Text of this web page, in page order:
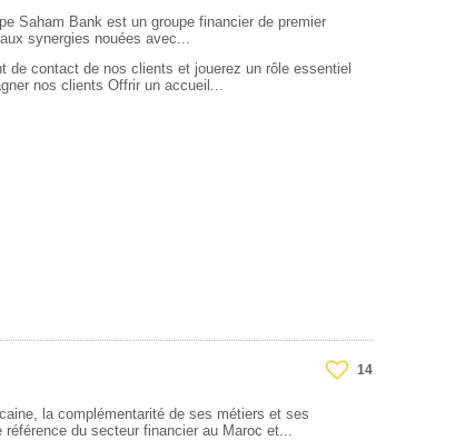
Saham Bank est un groupe financier de premier
synergies nouées avec...
de contact de nos clients et jouerez un rôle essentiel
nos clients Offrir un accueil...
14
la complémentarité de ses métiers et ses
du secteur financier au Maroc et...